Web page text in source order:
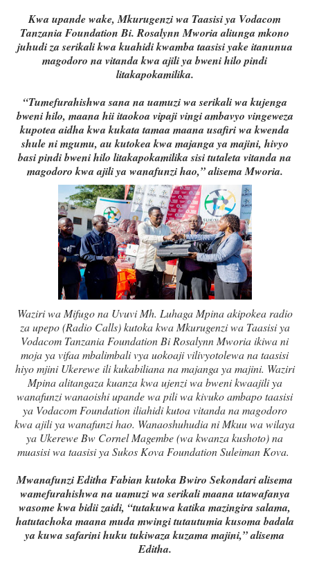
Kwa upande wake, Mkurugenzi wa Taasisi ya Vodacom
Tanzania Foundation Bi. Rosalynn Mworia aliunga mkono
juhudi za serikali kwa kuahidi kwamba taasisi yake itanunua
magodoro na vitanda kwa ajili ya bweni hilo pindi
litakapokamilika.
“Tumefurahishwa sana na uamuzi wa serikali wa kujenga
bweni hilo, maana hii itaokoa vipaji vingi ambavyo vingeweza
kupotea aidha kwa kukata tamaa maana usafiri wa kwenda
shule ni mgumu, au kutokea kwa majanga ya majini, hivyo
basi pindi bweni hilo litakapokamilika sisi tutaleta vitanda na
magodoro kwa ajili ya wanafunzi hao,” alisema Mworia.
Waziri wa Mifugo na Uvuvi Mh. Luhaga Mpina akipokea radio
za upepo (Radio Calls) kutoka kwa Mkurugenzi wa Taasisi ya
Vodacom Tanzania Foundation Bi Rosalynn Mworia ikiwa ni
moja ya vifaa mbalimbali vya uokoaji vilivyotolewa na taasisi
hiyo mjini Ukerewe ili kukabiliana na majanga ya majini. Waziri
Mpina alitangaza kuanza kwa ujenzi wa bweni kwaajili ya
wanafunzi wanaoishi upande wa pili wa kivuko ambapo taasisi
ya Vodacom Foundation iliahidi kutoa vitanda na magodoro
kwa ajili ya wanafunzi hao. Wanaoshuhudia ni Mkuu wa wilaya
ya Ukerewe Bw Cornel Magembe (wa kwanza kushoto) na
muasisi wa taasisi ya Sukos Kova Foundation Suleiman Kova.
Mwanafunzi Editha Fabian kutoka Bwiro Sekondari alisema
wamefurahishwa na uamuzi wa serikali maana utawafanya
wasome kwa bidii zaidi, “tutakuwa katika mazingira salama,
hatutachoka maana muda mwingi tutautumia kusoma badala
ya kuwa safarini huku tukiwaza kuzama majini,” alisema
Editha.